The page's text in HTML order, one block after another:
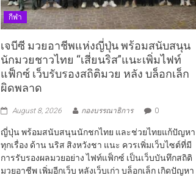
กีฬา
เจบีซี มวยอาชีพแห่งญี่ปุ่น พร้อมสนับสนุน
นักมวยชาวไทย “เสี่ยนริส”แนะเพิ่มไฟท์
แฟ็กซ์ เว็บรับรองสถิติมวย หลัง บล็อกเล็ก
ผิดพลาด
August 8, 2026 กองบรรณาธิการ 0
ญี่ปุ่น พร้อมสนับสนุนนักชกไทย และช่วยไทยแก้ปัญหา
ทุกเรื่อง ด้าน นริส สิงหวังชา แนะ ควรเพิ่มเว็บไซต์ที่มี
การรับรองผลมวยอย่าง ไฟท์แฟ็กซ์ เป็นเว็บบันทึกสถิติ
มวยอาชีพ เพิ่มอีกเว็บ หลังเว็บเก่า บล็อกเล็ก เกิดปัญหา